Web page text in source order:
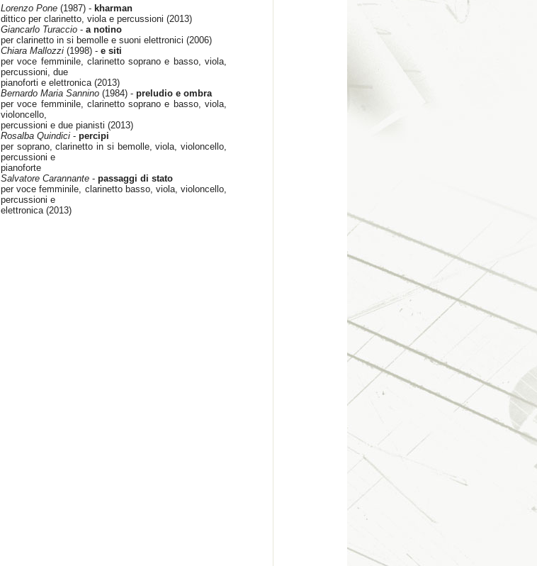
Lorenzo Pone (1987) - kharman
dittico per clarinetto, viola e percussioni (2013)
Giancarlo Turaccio - a notino
per clarinetto in si bemolle e suoni elettronici (2006)
Chiara Mallozzi (1998) - e siti
per voce femminile, clarinetto soprano e basso, viola,
percussioni, due
pianoforti e elettronica (2013)
Bernardo Maria Sannino (1984) - preludio e ombra
per voce femminile, clarinetto soprano e basso, viola,
violoncello,
percussioni e due pianisti (2013)
Rosalba Quindici - percipi
per soprano, clarinetto in si bemolle, viola, violoncello,
percussioni e
pianoforte
Salvatore Carannante - passaggi di stato
per voce femminile, clarinetto basso, viola, violoncello,
percussioni e
elettronica (2013)